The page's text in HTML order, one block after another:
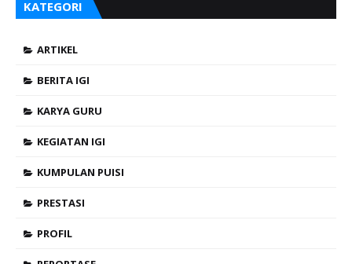
KATEGORI
ARTIKEL
BERITA IGI
KARYA GURU
KEGIATAN IGI
KUMPULAN PUISI
PRESTASI
PROFIL